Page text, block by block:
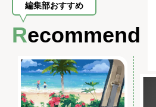
編集部おすすめ
Recommend